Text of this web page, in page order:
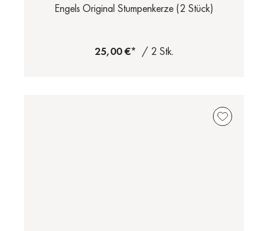
Engels Original Stumpenkerze (2 Stück)
25,00 €* / 2 Stk.